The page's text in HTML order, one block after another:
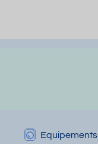
Equipements